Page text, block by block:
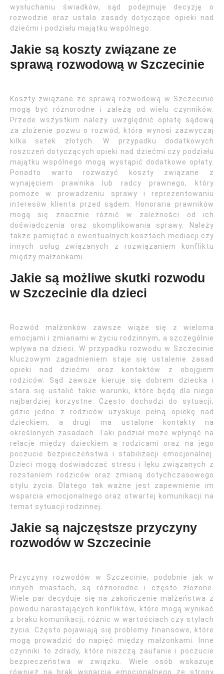
wysłuchaniu świadków, sąd podejmuje decyzję o
rozwodzie oraz ustala zasady dotyczące opieki nad
dziećmi i podziału majątku wspólnego.
Jakie są koszty związane ze
sprawą rozwodową w Szczecinie
Koszty związane ze sprawą rozwodową w Szczecinie
mogą być różnorodne i zależą od wielu czynników.
Przede wszystkim należy uwzględnić opłatę sądową
za złożenie pozwu o rozwód, która wynosi zazwyczaj
kilka setek złotych. W przypadku dodatkowych
roszczeń dotyczących opieki nad dziećmi czy podziału
majątku wspólnego mogą wystąpić dodatkowe opłaty.
Ponadto warto rozważyć koszty związane z
wynajęciem prawnika lub radcy prawnego, który
pomoże w prowadzeniu sprawy i reprezentowaniu
interesów klienta przed sądem. Honoraria prawników
mogą się znacznie różnić w zależności od ich
doświadczenia oraz skomplikowania sprawy. Należy
także pamiętać o ewentualnych kosztach mediacji czy
innych usług związanych z rozwiązaniem konfliktu
między małżonkami.
Jakie są możliwe skutki rozwodu
w Szczecinie dla dzieci
Rozwód małżonków zawsze wiąże się z wieloma
emocjami i zmianami w życiu rodzinnym, a szczególnie
wpływa na dzieci. W przypadku rozwodu w Szczecinie
kluczowym zagadnieniem staje się ustalenie zasad
opieki nad dziećmi oraz kontaktów z obojgiem
rodziców. Sąd zawsze kieruje się dobrem dziecka i
stara się ustalić takie warunki, które będą dla niego
najbardziej korzystne. Często dochodzi do sytuacji,
gdzie jedno z rodziców uzyskuje pełną opiekę nad
dzieckiem, a drugi ma ustalone kontakty na
określonych zasadach. Taki podział może wpłynąć na
relacje między dzieckiem a rodzicami oraz na jego
poczucie bezpieczeństwa i stabilizacji emocjonalnej.
Dzieci mogą doświadczać stresu i lęku związanych z
rozstaniem rodziców oraz zmianą dotychczasowego
stylu życia. Dlatego tak ważne jest zapewnienie im
wsparcia emocjonalnego oraz otwartej komunikacji na
temat sytuacji rodzinnej.
Jakie są najczęstsze przyczyny
rozwodów w Szczecinie
Przyczyny rozwodów w Szczecinie, podobnie jak w
innych miastach, są różnorodne i często złożone.
Wiele par decyduje się na zakończenie małżeństwa z
powodu narastających konfliktów, które mogą wynikać
z braku komunikacji, różnic w wartościach czy stylach
życia. Często pojawiają się problemy finansowe, które
mogą prowadzić do napięć między małżonkami. Inne
czynniki to zdrady, które niszczą zaufanie i poczucie
bezpieczeństwa w związku. Wiele osób wskazuje
również na brak wsparcia emocjonalnego ze strony